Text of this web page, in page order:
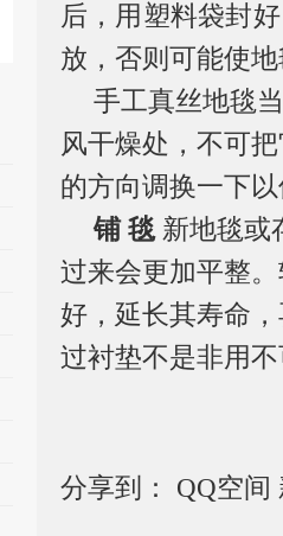
后，用塑料袋封
放，否则可能使
手工真丝地毯
风干燥处，不可
的方向调换一下
铺 毯 新地毯或
过来会更加平整
好，延长其寿命
过衬垫不是非用
分享到： QQ空间